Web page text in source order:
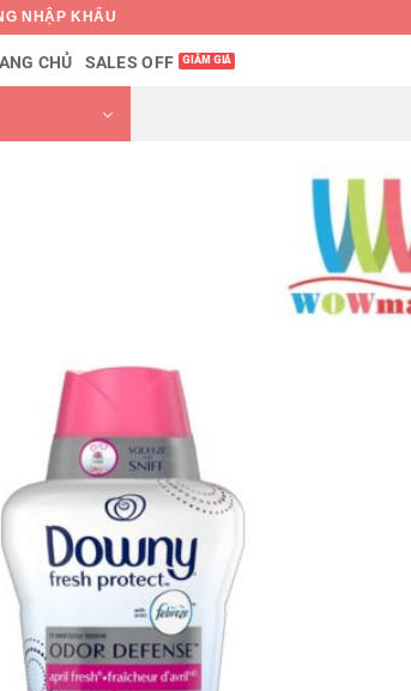
NHẬP KHẨU
CHỦ SALES OFF